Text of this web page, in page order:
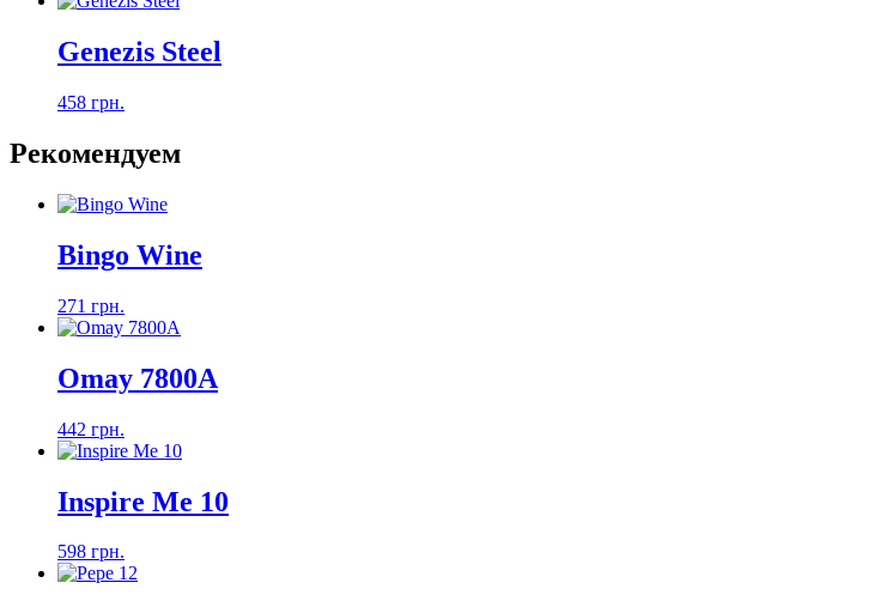
Genezis Steel
458 грн.
Рекомендуем
Bingo Wine
271 грн.
Omay 7800A
442 грн.
Inspire Me 10
598 грн.